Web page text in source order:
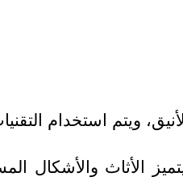
ويتم استخدام
الأثاث والأشكال